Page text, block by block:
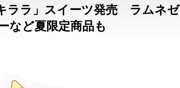
ララ」スイーツ発売 ラムネゼ
など夏限定商品も